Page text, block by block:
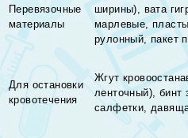
Перевязочные
материалы
ширины), вата
марлевые,
рулонный, пакет
Для остановки
кровотечения
Жгут
ленточный), бинт
салфетки,